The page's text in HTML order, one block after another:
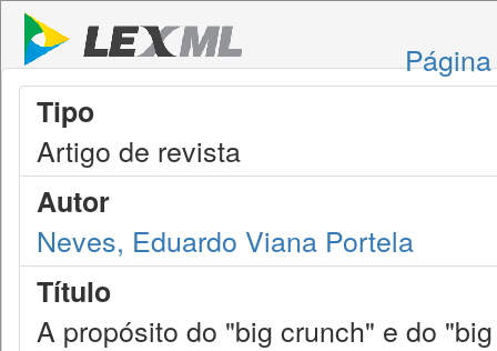
Tipo
Artigo de revista
Autor
Neves, Eduardo Viana Portela
Título
A propósito do "big crunch" e do